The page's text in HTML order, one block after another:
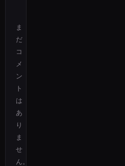
ま
だ
コ
メ
ン
ト
は
あ
り
ま
せ
ん。